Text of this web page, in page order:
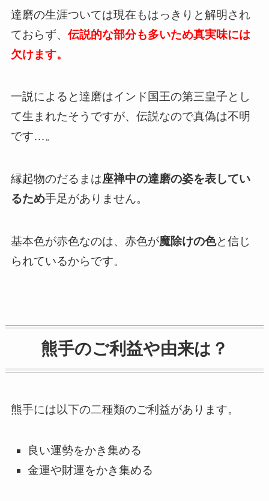
達磨の生涯ついては現在もはっきりと解明され
ておらず、 伝説的な部分も多いため真実味には
欠けます。
一説によると達磨はインド国王の第三皇子とし
て生まれたそうですが、伝説なので真偽は不明
です…。
縁起物のだるまは座禅中の達磨の姿を表してい
るため手足がありません。
基本色が赤色なのは、赤色が魔除けの色と信じ
られているからです。
熊手のご利益や由来は？
熊手には以下の二種類のご利益があります。
良い運勢をかき集める
金運や財運をかき集める